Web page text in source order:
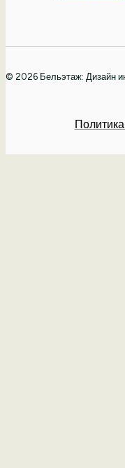
© 2026 Бельэтаж: Дизайн